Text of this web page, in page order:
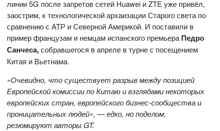
линии 5G после запретов сетей Huawei и ZTE уже привёл,
заострим, к технологической архаизации Старого света по
сравнению с АТР и Северной Америкой. И поставили в
пример французам и немцам испанского премьера Педро
Санчеса,собравшегося в апреле в турне с посещением
Китая и Вьетнама.
«Очевидно, что существует разрыв между позицией
Европейской комиссии по Китаю и взглядами некоторых
европейских стран, европейского бизнес-сообщества и
проницательных людей», — едко, но поделом,
резюмируют авторы GT.